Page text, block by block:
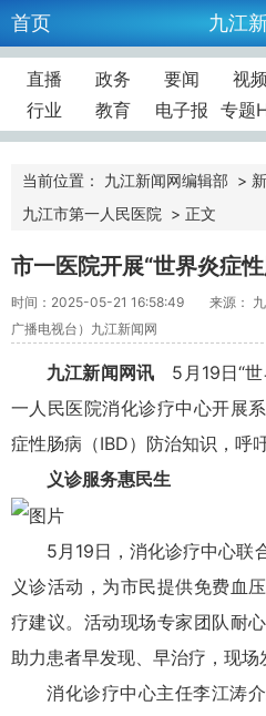
首页 九江
直播 政务 要闻 视频
行业
教育 电子报 专题
当前位置： 九江新闻网编辑部 >
九江市第一人民医院 > 正文
市一医院开展“世界炎症
时间：2025-05-21 16:58:49
来源：
广播电视台）九江新闻网
九江新闻网讯 5月19日“
一人民医院消化诊疗中心开展
症性肠病（IBD）防治知识，呼
义诊服务惠民生
5月19日，消化诊疗中心联
义诊活动，为市民提供免费血
疗建议。活动现场专家团队耐
助力患者早发现、早治疗，现场
消化诊疗中心主任李江涛